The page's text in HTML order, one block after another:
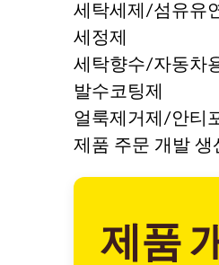
세탁세제/섬유유
세정제
세탁향수/자동차
발수코팅제
얼룩제거제/안티
제품 주문 개발 생
제품